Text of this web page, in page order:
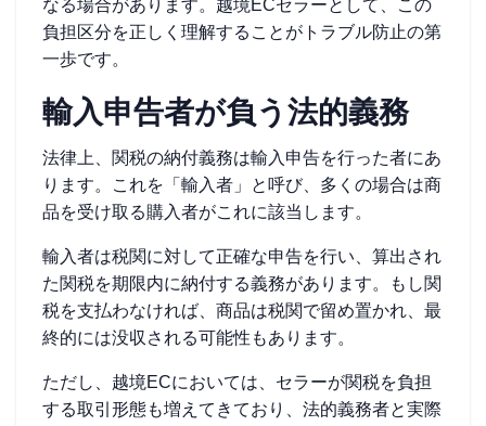
なる場合があります。越境ECセラーとして、この
負担区分を正しく理解することがトラブル防止の第
一歩です。
輸入申告者が負う法的義務
法律上、関税の納付義務は輸入申告を行った者にあ
ります。これを「輸入者」と呼び、多くの場合は商
品を受け取る購入者がこれに該当します。
輸入者は税関に対して正確な申告を行い、算出され
た関税を期限内に納付する義務があります。もし関
税を支払わなければ、商品は税関で留め置かれ、最
終的には没収される可能性もあります。
ただし、越境ECにおいては、セラーが関税を負担
する取引形態も増えてきており、法的義務者と実際